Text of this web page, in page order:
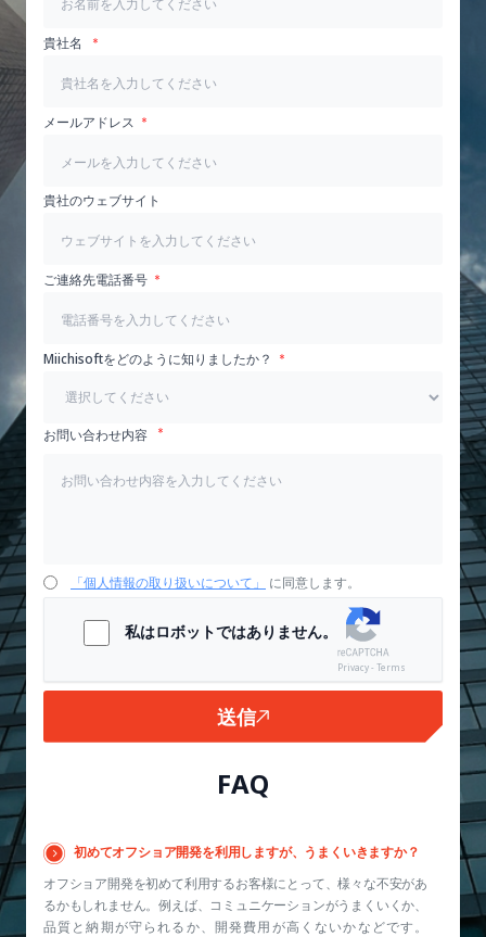
貴社名
メールアドレス
貴社のウェブサイト
ご連絡先電話番号
Miichisoftをどのように知りましたか？
お問い合わせ内容
「個人情報の取り扱いについて」 に同意します。
私はロボットではありません。
Privacy - Terms
送信
FAQ
初めてオフショア開発を利用しますが、うまくいきますか？
オフショア開発を初めて利用するお客様にとって、様々な不安があ
るかもしれません。例えば、コミュニケーションがうまくいくか、
品質と納期が守られるか、開発費用が高くないかなどです。